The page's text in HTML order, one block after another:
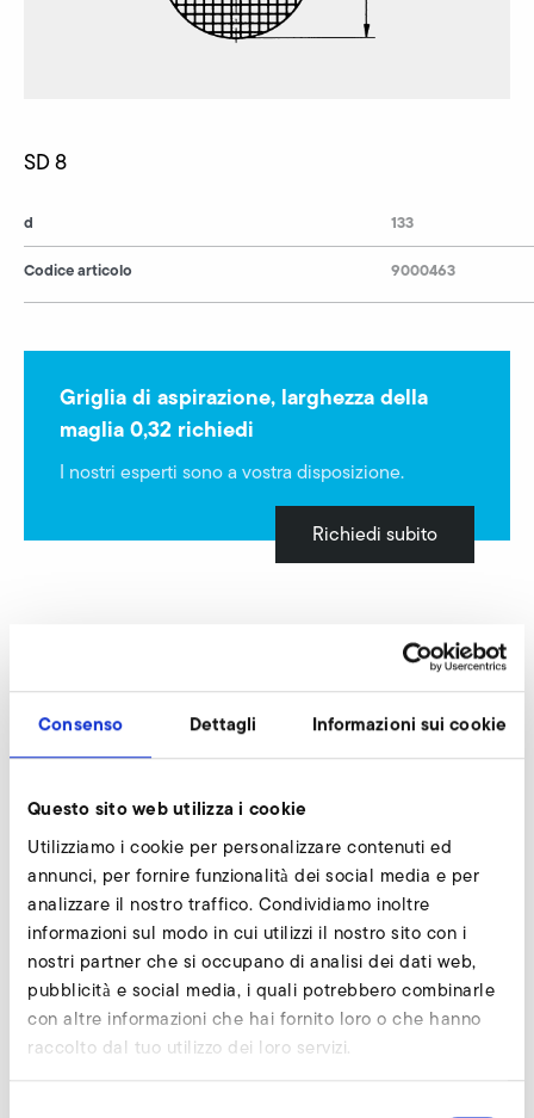
Consenso Dettagli Informazioni sui cookie
Questo sito web utilizza i cookie
Utilizziamo i cookie per personalizzare contenuti ed
annunci, per fornire funzionalità dei social media e per
analizzare il nostro traffico. Condividiamo inoltre
informazioni sul modo in cui utilizzi il nostro sito con i
nostri partner che si occupano di analisi dei dati web,
pubblicità e social media, i quali potrebbero combinarle
con altre informazioni che hai fornito loro o che hanno
raccolto dal tuo utilizzo dei loro servizi.
SD 8
d
Codice articolo
133
9000463
Griglia di aspirazione, larghezza della
maglia 0,32 richiedi
I nostri esperti sono a vostra disposizione.
Richiedi subito
Griglia di protezione larghezza della maglia 8
SD 8